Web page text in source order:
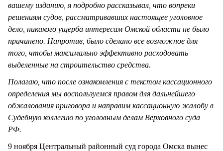
вашему изданию, я подробно рассказывал, что вопреки
решениям судов, рассматривавших настоящее уголовное
дело, никакого ущерба интересам Омской области не было
причинено. Напротив, было сделано все возможное для
того, чтобы максимально эффективно расходовать
выделенные на строительство средства.
Полагаю, что после ознакомления с текстом кассационного
определения мы воспользуемся правом для дальнейшего
обжалования приговора и направим кассационную жалобу в
Судебную коллегию по уголовным делам Верховного суда
РФ.
9 ноября Центральный районный суд города Омска вынес